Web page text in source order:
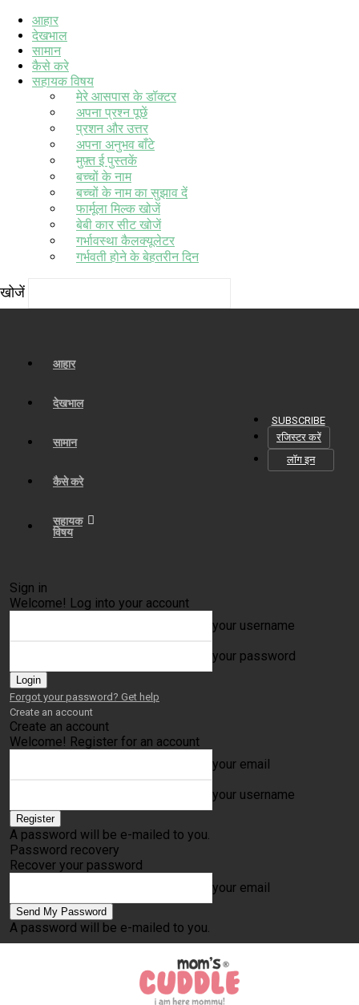
आहार
देखभाल
सामान
कैसे करे
सहायक विषय
मेरे आसपास के डॉक्टर
अपना प्रश्न पूछें
प्रशन और उत्तर
अपना अनुभव बाँटे
मुफ़्त ई पुस्तकें
बच्चों के नाम
बच्चों के नाम का सुझाव दें
फार्मूला मिल्क खोजें
बेबी कार सीट खोजें
गर्भावस्था कैलक्यूलेटर
गर्भवती होने के बेहतरीन दिन
खोजें
आहार
देखभाल
सामान
कैसे करे
सहायक
विषय
SUBSCRIBE
रजिस्टर करें
लॉग इन
Sign in
Welcome! Log into your account
your username
your password
Forgot your password? Get help
Create an account
Create an account
Welcome! Register for an account
your email
your username
A password will be e-mailed to you.
Password recovery
Recover your password
your email
A password will be e-mailed to you.